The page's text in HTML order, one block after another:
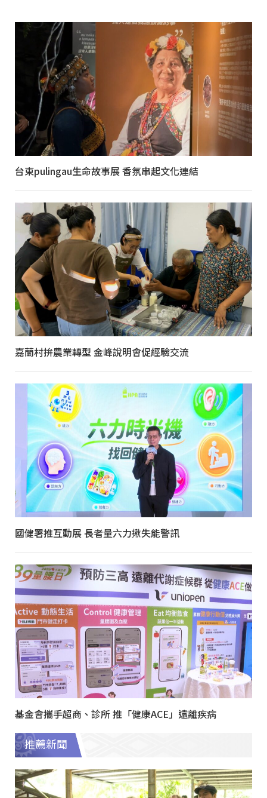
台東pulingau生命故事展 香氛串起文化連結
嘉蘭村拚農業轉型 金峰說明會促經驗交流
國健署推互動展 長者量六力揪失能警訊
基金會攜手超商、診所 推「健康ACE」遠離疾病
推薦新聞